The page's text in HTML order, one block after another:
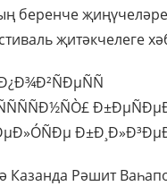
беренче
җитәкчелеге
Казанда Рәшит